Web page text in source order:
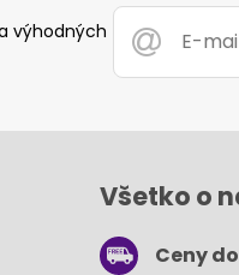
výhodných
Všetko o
Ceny